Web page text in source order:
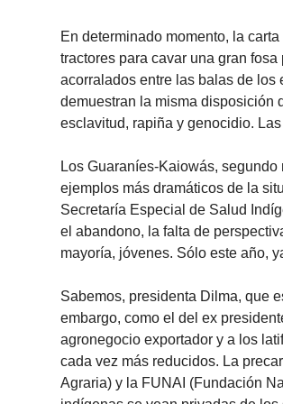
En determinado momento, la
tractores para cavar una gran
acorralados entre las balas de los
demuestran la misma disposición
esclavitud, rapiña y genocidio.
Los Guaraníes-Kaiowás,
ejemplos más dramáticos de la
Secretaría Especial de Salud
el abandono, la falta de
mayoría, jóvenes. Sólo este año,
Sabemos, presidenta Dilma, que
embargo, como el del ex
agronegocio exportador y a los
cada vez más reducidos. La
Agraria) y la FUNAI (Fundación